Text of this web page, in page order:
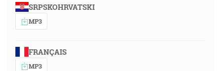
SRPSKOHRVATSKI
MP3
FRANÇAIS
MP3